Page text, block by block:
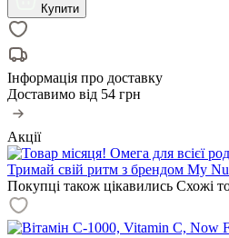
Купити
Інформація про доставку
Доставимо від 54 грн
Акції
Тримай свій ритм з брендом My
Покупці також цікавились Схожі